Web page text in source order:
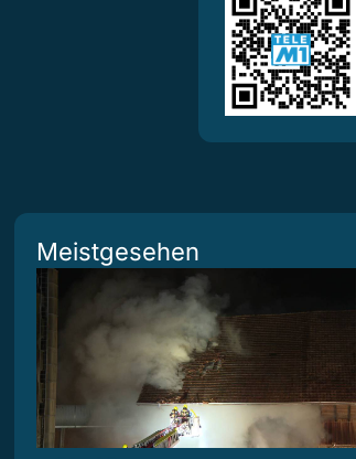
Meistgesehen